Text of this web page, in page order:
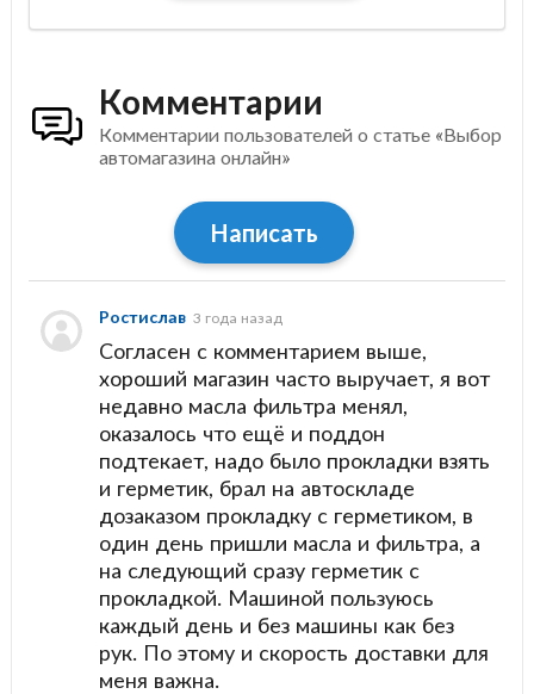
Комментарии
Комментарии пользователей о статье «Выбор
автомагазина онлайн»
Написать
Ростислав 3 года назад
Согласен с комментарием выше,
хороший магазин часто выручает, я вот
недавно масла фильтра менял,
оказалось что ещё и поддон
подтекает, надо было прокладки взять
и герметик, брал на автоскладе
дозаказом прокладку с герметиком, в
один день пришли масла и фильтра, а
на следующий сразу герметик с
прокладкой. Машиной пользуюсь
каждый день и без машины как без
рук. По этому и скорость доставки для
меня важна.